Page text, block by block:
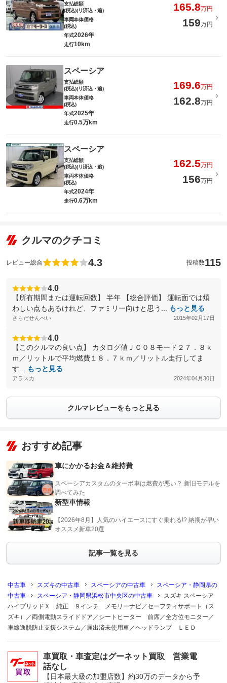
支払総額
(税込)(リ済込・追)
165.8万円
車両本体価格
(税込)
159万円
年式2026年
走行10km
スペーシア
支払総額
(税込)(リ済込・追)
169.6万円
車両本体価格
(税込)
162.8万円
年式2025年
走行0.5万km
スペーシア
支払総額
(税込)(リ済込・追)
162.5万円
車両本体価格
(税込)
156万円
年式2024年
走行0.6万km
クルマのクチコミ
レビュー総合 4.3 投稿数115
4.0
【所有期間または運転回数】 半年 【総合評価】 運転面では煩
わしい点もあるけれど、ファミリー向けと思う...
もっと見る
さらだせんべい 2015年02月17日
4.0
【このクルマの良い点】 カタログ値ＪＣ０８モード２７．８ｋ
ｍ／リットルで平均燃費１８．７ｋｍ／リットル走行してま
す...
もっと見る
アラスカ 2024年04月30日
クルマレビューをもっと見る
おすすめ記事
車にかかるお金＆維持費
スペーシアカスタムのターボ車は燃費が悪い？ 新旧モデルを
調べてみた
新型車情報
【2026年8月】人気のハイエースにすぐ乗れる!? 納期が早い
オススメ新車20選
記事一覧を見る
中古車 スズキの中古車 スペーシアの中古車
スペーシア・静岡県の
中古車
スペーシア・静岡県浜松市中央区の中古車
スズキ スペーシア
ハイブリッドＸ 純正 ９インチ メモリーナビ／セーフティサポート（ス
ズキ）／両側電動スライドドア／シートヒーター 前席／全方位モニター／
車線逸脱防止支援システム／届出済未使用車／ヘッドランプ ＬＥＤ
車買取・車査定はグーネット買取 営業電
話なし
【日本最大級の加盟店数】約30万のデータから予